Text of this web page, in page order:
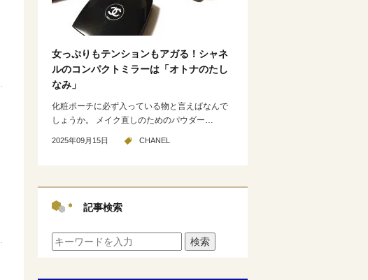
女っぷりもテンションもアガる！シャネ
ルのコンパクトミラーは「オトナのたし
なみ」
化粧ポーチに必ず入っている物と言えばなんで
しょうか。 メイク直しのためのパウダー…
2025年09月15日 CHANEL
記事検索
検索